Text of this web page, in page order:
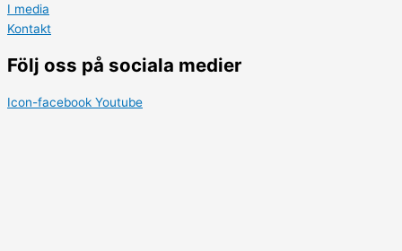
I media
Kontakt
Följ oss på sociala medier
Icon-facebook Youtube